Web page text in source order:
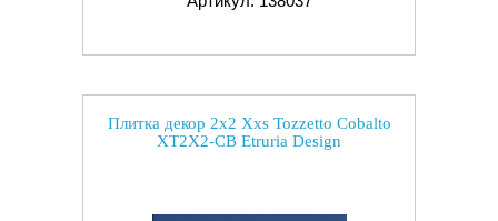
Плитка декор 2x2 Xxs Tozzetto Cobalto
XT2X2-CB Etruria Design